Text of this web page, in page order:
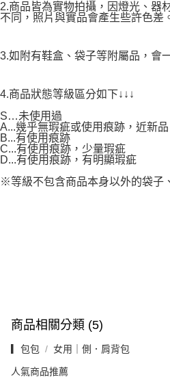
2.商品皆為實物拍攝，因燈光、器
不同，照片與實品會產生些許色差
3.如附有鞋盒、袋子等附屬品，會
4.商品狀態等級區分如下↓↓↓
S…未使用過
A...幾乎無瑕疵或使用痕跡，近新品
B...有使用痕跡
C...有使用痕跡，少量瑕疵
D...有使用痕跡，有明顯瑕疵
※等級不包含商品本身以外的袋子
商品相關分類 (5)
▎包包 女用｜側．肩背包
人氣商品推薦